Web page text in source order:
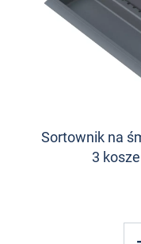
Sortownik na
3